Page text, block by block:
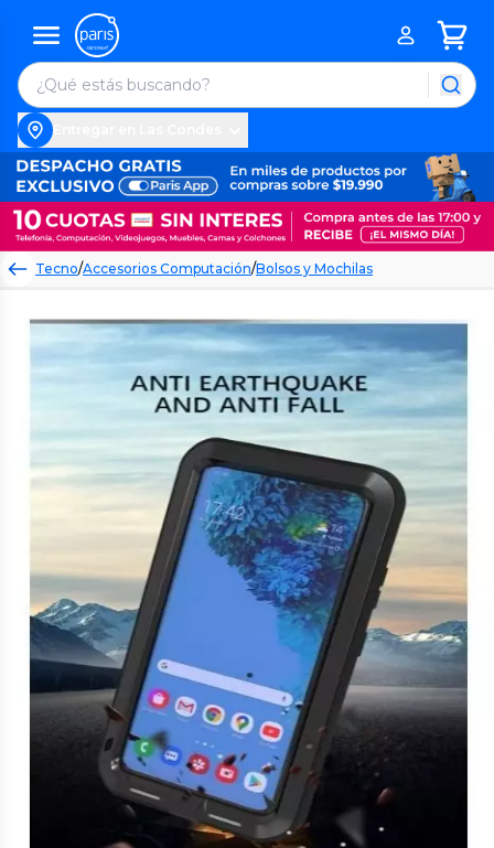
Tecno/Accesorios Computación/Bolsos y Mochilas